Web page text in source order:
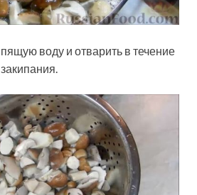
воду и отварить в течение